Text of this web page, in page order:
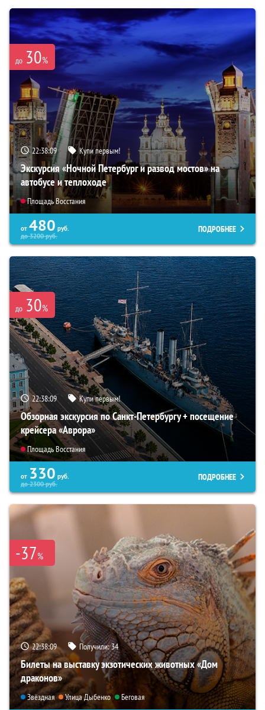
до 30%
22:38:07 Купи первым!
Экскурсия «Ночной Петербург и развод мостов» на
автобусе и теплоходе
Площадь Восстания
от 480 руб.
до3200руб.
ПОДРОБНЕЕ
до 30%
22:38:07 Купи первым!
Обзорная экскурсия по Санкт-Петербургу + посещение
крейсера «Аврора»
Площадь Восстания
от 330 руб.
до2300руб.
ПОДРОБНЕЕ
-37%
22:38:07 Получили:34
Билеты на выставку экзотических животных «Дом
драконов»
Звёздная Улица Дыбенко Беговая